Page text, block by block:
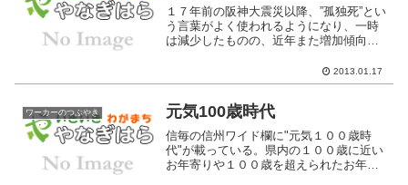
１７年前の阪神大震災以降、”孤独死”とい
う言葉がよく使われるようになり、一時
は減少したものの、近年また増加傾向に
宅に住む老人に多く、隣人にも気付かれ
ないまま死を迎えるというのは、高齢化
2013.01.17
ワーカーのつぶやき 元気100歳時代
信毎の信州ワイド欄に"元気１００歳時
代"が載っている。県内の１００歳に近い
お年寄りや１００歳を超えられたお年寄